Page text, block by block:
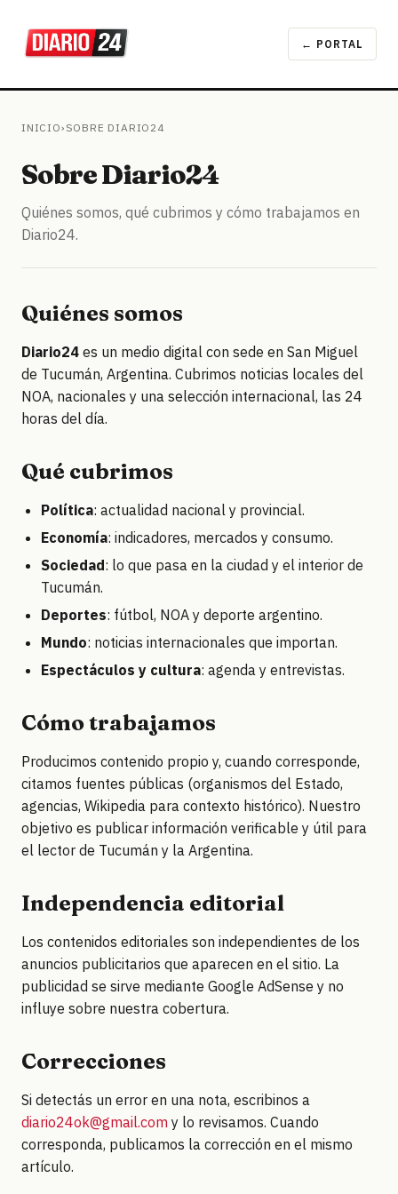
← PORTAL
INICIO› SOBRE DIARIO24
Sobre Diario24
Quiénes somos, qué cubrimos y cómo trabajamos en
Diario24.
Quiénes somos
Diario24 es un medio digital con sede en San Miguel
de Tucumán, Argentina. Cubrimos noticias locales del
NOA, nacionales y una selección internacional, las 24
horas del día.
Qué cubrimos
Política: actualidad nacional y provincial.
Economía: indicadores, mercados y consumo.
Sociedad: lo que pasa en la ciudad y el interior de
Tucumán.
Deportes: fútbol, NOA y deporte argentino.
Mundo: noticias internacionales que importan.
Espectáculos y cultura: agenda y entrevistas.
Cómo trabajamos
Producimos contenido propio y, cuando corresponde,
citamos fuentes públicas (organismos del Estado,
agencias, Wikipedia para contexto histórico). Nuestro
objetivo es publicar información verificable y útil para
el lector de Tucumán y la Argentina.
Independencia editorial
Los contenidos editoriales son independientes de los
anuncios publicitarios que aparecen en el sitio. La
publicidad se sirve mediante Google AdSense y no
influye sobre nuestra cobertura.
Correcciones
Si detectás un error en una nota, escribinos a
diario24ok@gmail.com y lo revisamos. Cuando
corresponda, publicamos la corrección en el mismo
artículo.